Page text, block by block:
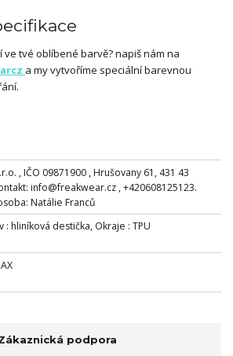
ve tvé oblíbené barvě? napiš nám na
a my vytvoříme speciální barevnou
, IČO 09871900 , Hrušovany 61, 431 43
info@freakwear.cz , +420608125123.
Natálie Franců
: hliníková destička, Okraje : TPU
podpora